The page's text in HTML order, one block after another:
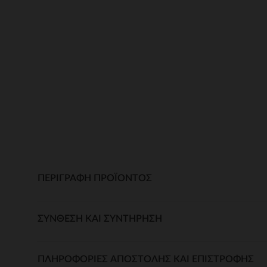
ΠΕΡΙΓΡΑΦΉ ΠΡΟΪΌΝΤΟΣ
ΣΎΝΘΕΣΗ ΚΑΙ ΣΥΝΤΉΡΗΣΗ
ΠΛΗΡΟΦΟΡΊΕΣ ΑΠΟΣΤΟΛΉΣ ΚΑΙ ΕΠΙΣΤΡΟΦΉΣ